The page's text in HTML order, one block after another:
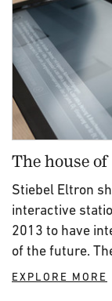
The house
Stiebel Eltron
interactive
2013 to have
of the future.
EXPLORE MORE